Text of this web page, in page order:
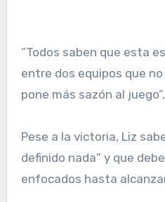
“Todos saben que esta
entre dos equipos que
pone más sazón al
Pese a la victoria, Liz
definido nada” y que
enfocados hasta